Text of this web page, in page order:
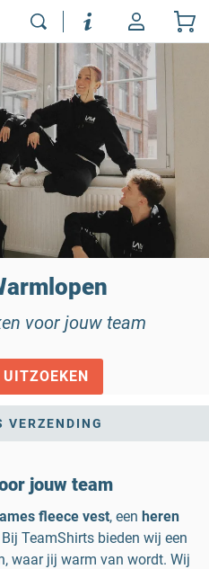
voor jouw team
UITZOEKEN
VERZENDING
jouw team
fleece vest, een heren
TeamShirts bieden wij een
waar jij warm van wordt. Wij